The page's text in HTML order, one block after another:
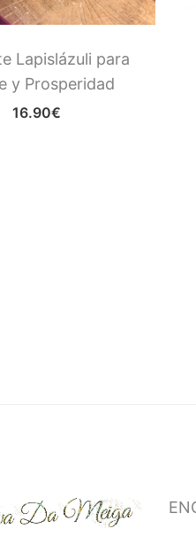
Lapislázuli para
y Prosperidad
16.90€